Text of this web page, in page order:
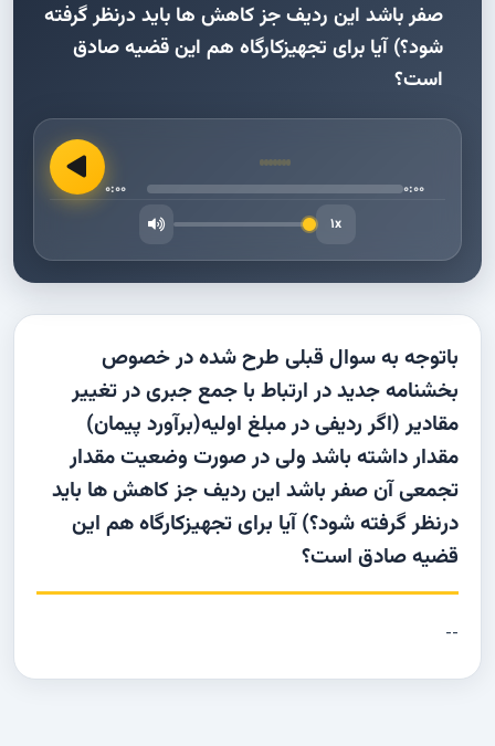
صفر باشد این ردیف جز کاهش ها باید درنظر گرفته
شود؟) آیا برای تجهیزکارگاه هم این قضیه صادق
است؟
0:00 0:00
1x
باتوجه به سوال قبلی طرح شده در خصوص
بخشنامه جدید در ارتباط با جمع جبری در تغییر
مقادیر (اگر ردیفی در مبلغ اولیه(برآورد پیمان)
مقدار داشته باشد ولی در صورت وضعیت مقدار
تجمعی آن صفر باشد این ردیف جز کاهش ها باید
درنظر گرفته شود؟) آیا برای تجهیزکارگاه هم این
قضیه صادق است؟
--